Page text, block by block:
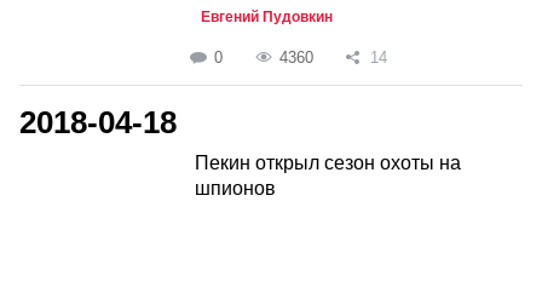
Евгений Пудовкин
0 4360 14
2018-04-18
Пекин открыл сезон охоты на
шпионов